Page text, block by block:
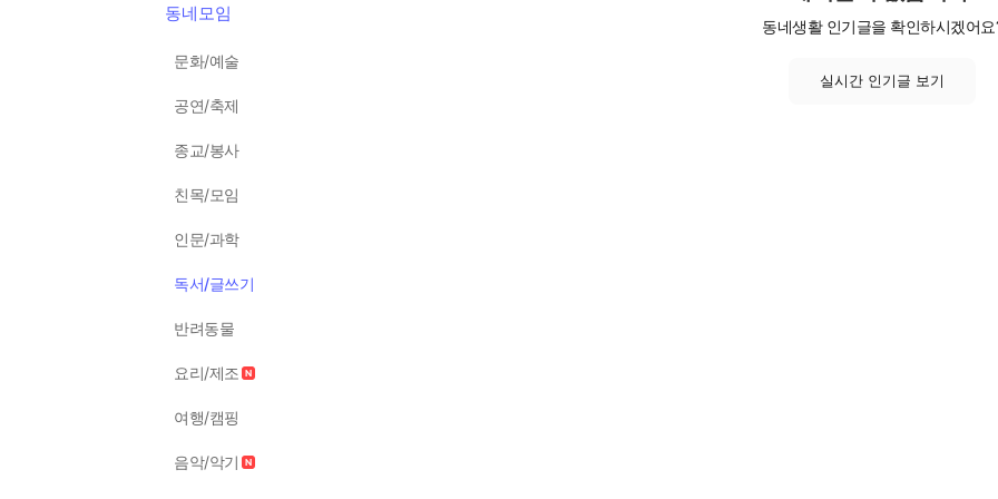
동네모임
문화/예술
공연/축제
종교/봉사
친목/모임
인문/과학
독서/글쓰기
반려동물
요리/제조
여행/캠핑
음악/악기
동네생활 인기글을 확인하시겠어요
실시간 인기글 보기